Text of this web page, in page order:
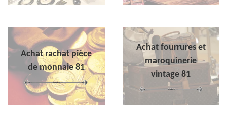
Achat rachat pièce
de monnaie 81
Achat fourrures et
maroquinerie
vintage 81